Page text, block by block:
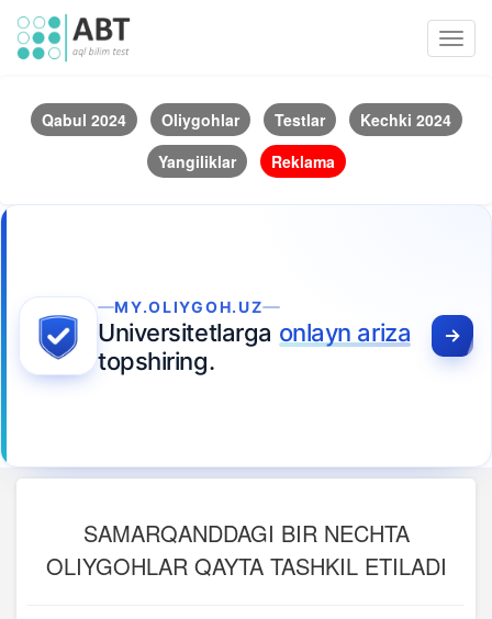
Qabul 2024 Oliygohlar Testlar
Kechki 2024
Yangiliklar
Reklama
MY.OLIYGOH.UZ
Universitetlarga onlayn ariza
topshiring.
SAMARQANDDAGI BIR NECHTA
OLIYGOHLAR QAYTA TASHKIL ETILADI